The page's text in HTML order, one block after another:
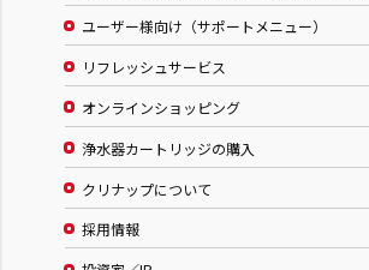
ユーザー様向け（サポートメニュー）
リフレッシュサービス
オンラインショッピング
浄水器カートリッジの購入
クリナップについて
採用情報